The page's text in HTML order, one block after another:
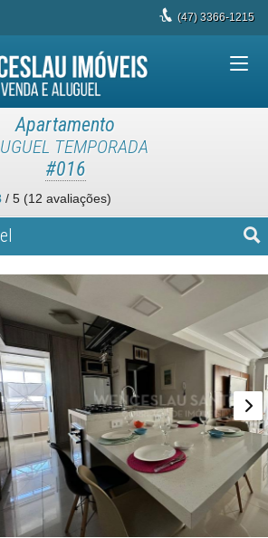
(47)3366-1215
Apartamento
TEMPORADA
#016
/ 5 (12 avaliações)